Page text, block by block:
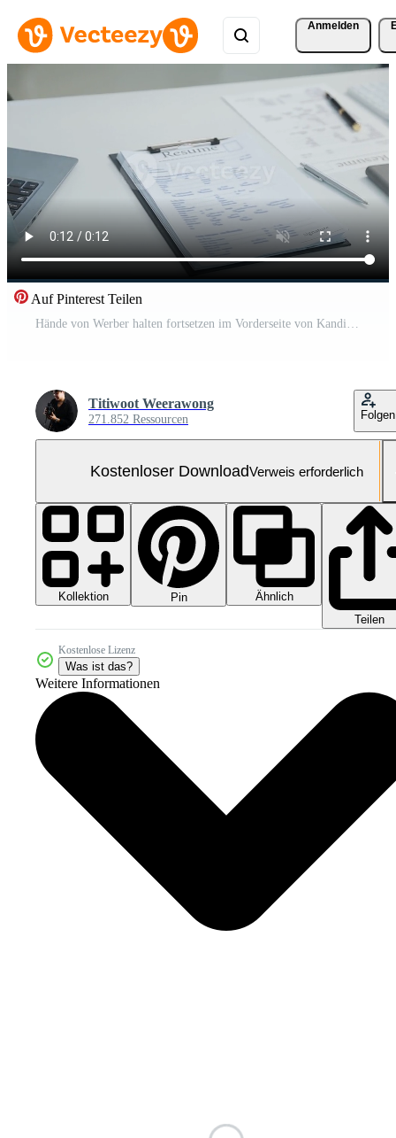
Anmelden
Auf Pinterest Teilen
Hände von Werber halten fortsetzen im Vorderseite von Kandidat beim Schreibtisch Kostenloses Video
Titiwoot Weerawong
271.852 Ressourcen Folgen
Kostenloser DownloadVerweis erforderlich
Kollektion Pin
Ähnlich
Teilen
Kostenlose Lizenz
Was ist das?
Weitere Informationen